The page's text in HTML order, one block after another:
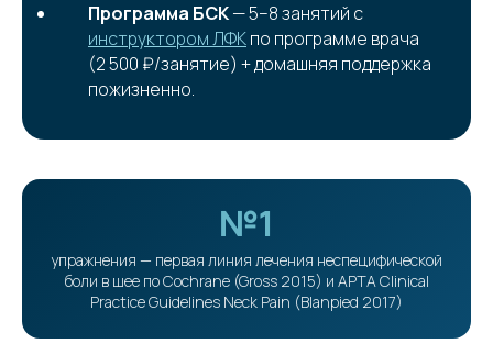
Программа БСК— 5–8 занятий с
инструктором ЛФКпо программе врача
(2 500 ₽/занятие) + домашняя поддержка
пожизненно.
№1
упражнения — первая линия лечения неспецифической
боли в шее по Cochrane (Gross 2015) и APTA Clinical
Practice Guidelines Neck Pain (Blanpied 2017)